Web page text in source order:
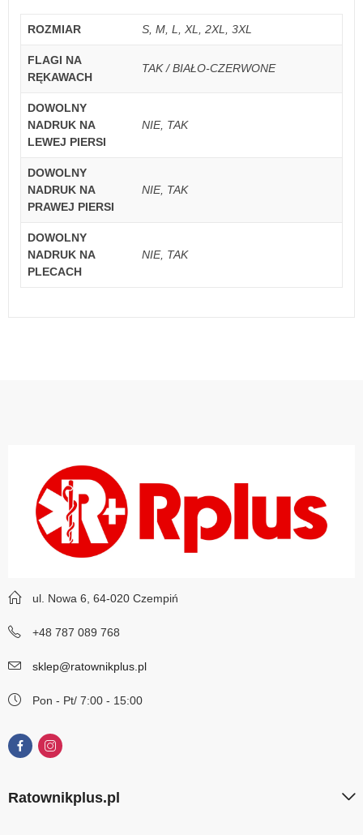
ROZMIAR S, M, L, XL, 2XL, 3XL
FLAGI NA
RĘKAWACH
TAK / BIAŁO-CZERWONE
DOWOLNY
NADRUK NA
LEWEJ PIERSI
NIE, TAK
DOWOLNY
NADRUK NA
PRAWEJ PIERSI
NIE, TAK
DOWOLNY
NADRUK NA
PLECACH
NIE, TAK
ul. Nowa 6, 64-020 Czempiń
+48 787 089 768
sklep@ratownikplus.pl
Pon - Pt/ 7:00 - 15:00
Ratownikplus.pl